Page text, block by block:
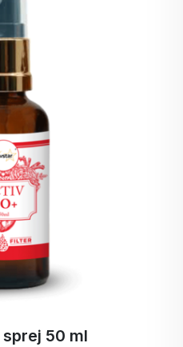
ulevil od bolesti.
spray 150 ml